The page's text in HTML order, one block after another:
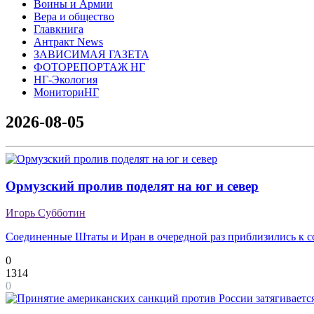
Воины и Армии
Вера и общество
Главкнига
Антракт News
ЗАВИСИМАЯ ГАЗЕТА
ФОТОРЕПОРТАЖ НГ
НГ-Экология
МониториНГ
2026-08-05
Ормузский пролив поделят на юг и север
Игорь Субботин
Соединенные Штаты и Иран в очередной раз приблизились к
0
1314
0